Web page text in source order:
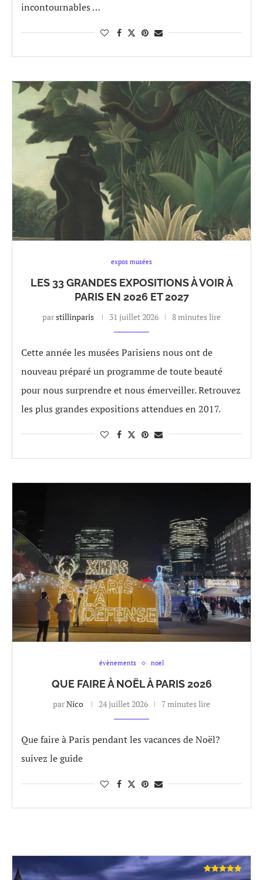
incontournables …
expos musées
LES 33 GRANDES EXPOSITIONS À VOIR À
PARIS EN 2026 ET 2027
parstillinparis 31 juillet 2026 8 minutes lire
Cette année les musées Parisiens nous ont de
nouveau préparé un programme de toute beauté
pour nous surprendre et nous émerveiller. Retrouvez
les plus grandes expositions attendues en 2017.
évènements noel
QUE FAIRE À NOËL À PARIS 2026
parNico 24 juillet 2026 7 minutes lire
Que faire à Paris pendant les vacances de Noël?
suivez le guide